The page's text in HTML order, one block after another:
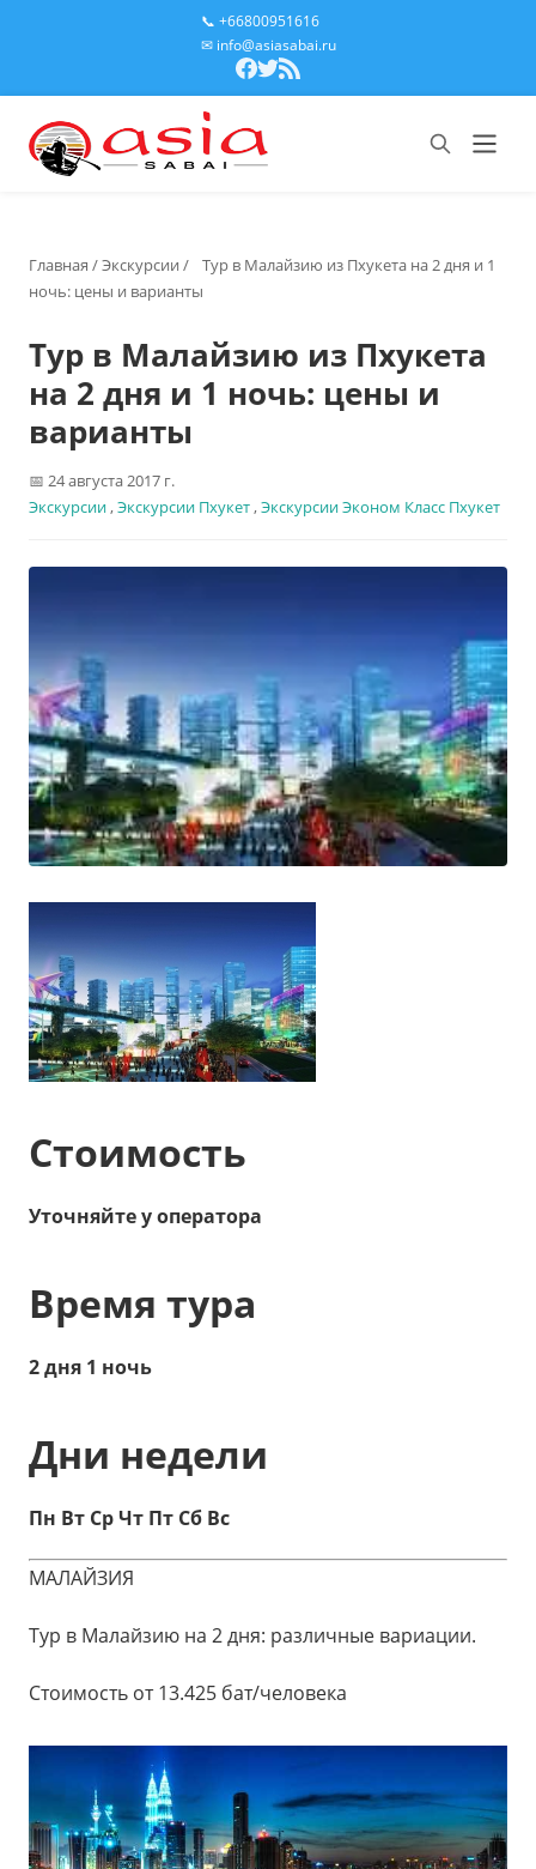
📞 +66800951616
✉ info@asiasabai.ru
Главная /Экскурсии /
Тур в Малайзию из Пхукета на 2 дня и 1
ночь: цены и варианты
Тур в Малайзию из Пхукета
на 2 дня и 1 ночь: цены и
варианты
24 августа 2017 г.
Экскурсии,Экскурсии Пхукет,Экскурсии Эконом Класс Пхукет
Стоимость
Уточняйте у оператора
Время тура
2 дня 1 ночь
Дни недели
Пн Вт Ср Чт Пт Сб Вс
МАЛАЙЗИЯ
Тур в Малайзию на 2 дня: различные вариации.
Стоимость от 13.425 бат/человека